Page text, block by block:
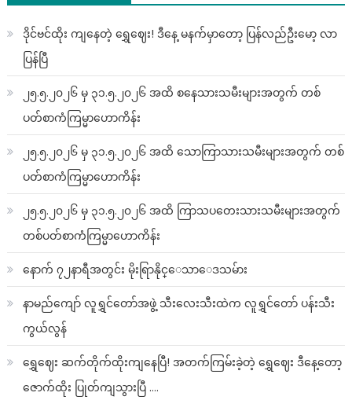
ဒိုင်ဗင်ထိုး ကျနေတဲ့ ရွှေဈေး! ဒီနေ့ မနက်မှာတော့ ပြန်လည်ဦးမော့ လာ
ပြန်ပြီ
၂၅.၅.၂၀၂၆ မှ ၃၁.၅.၂၀၂၆ အထိ စနေသားသမီးများအတွက် တစ်
ပတ်စာကံကြမ္မာဟောကိန်း
၂၅.၅.၂၀၂၆ မှ ၃၁.၅.၂၀၂၆ အထိ သောကြာသားသမီးများအတွက် တစ်
ပတ်စာကံကြမ္မာဟောကိန်း
၂၅.၅.၂၀၂၆ မှ ၃၁.၅.၂၀၂၆ အထိ ကြာသပတေးသားသမီးများအတွက်
တစ်ပတ်စာကံကြမ္မာဟောကိန်း
နောက် ၇၂နာရီအတွင်း မိုးရြာနိုင္ေသာေဒသမ်ား
နာမည်ကျော် လူရွှင်တော်အဖွဲ့ သီးလေးသီးထဲက လူရွှင်တော် ပန်းသီး
ကွယ်လွန်
ရွှေဈေး ဆက်တိုက်ထိုးကျနေပြီ! အတက်ကြမ်းခဲ့တဲ့ ရွှေဈေး ဒီနေ့တော့
ဇောက်ထိုး ပြုတ်ကျသွားပြီ ….